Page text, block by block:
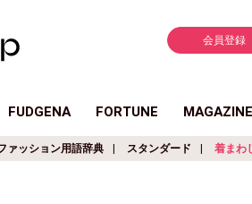
会員登録
FUDGENA FORTUNE MAGAZINE
ァッション用語辞典 スタンダード 着まわ